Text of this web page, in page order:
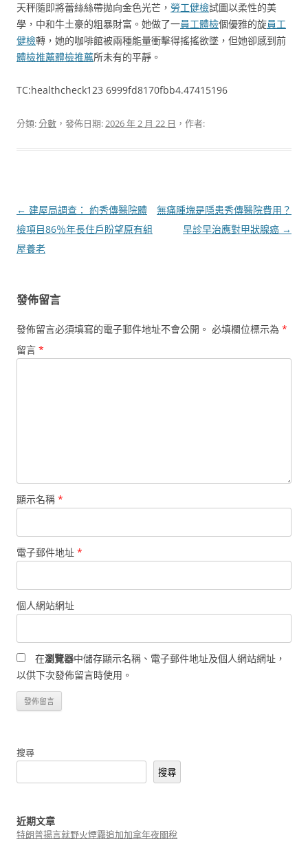
天秤隨即將蕾絲絲帶拋向金色光芒， 勞工健檢試圖以柔性的美
學，中和牛土豪的粗暴財富。她做了一員工體檢個優雅的旋員工
健檢轉，她的咖啡館被兩種能量衝擊得搖搖欲墜，但她卻感到前
體檢推薦體檢推薦所未有的平靜。
TC:healthcheck123 6999fd8170fbb4.47415196
分類:分數 ，發佈日期:2026 年 2 月 22 日 ，作者:
文
章
導
← 建屋局調查： 約秀傳醫院體
檢項目86％年長住戶盼望原有組
屋養老
無痛腫塊是隱患秀傳醫院費用？
早診早治應對甲狀腺癌 →
發佈留言
發佈留言必須填寫的電子郵件地址不會公開。 必填欄位標示為 *
留言 *
顯示名稱 *
電子郵件地址 *
個人網站網址
在瀏覽器中儲存顯示名稱、電子郵件地址及個人網站網址，
以供下次發佈留言時使用。
搜尋
搜尋
近期文章
特朗普揚言就野火煙霧追加加拿年夜關稅